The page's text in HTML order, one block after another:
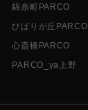
錦糸町PARCO
ひばりが丘PARCO
心斎橋PARCO
PARCO_ya上野